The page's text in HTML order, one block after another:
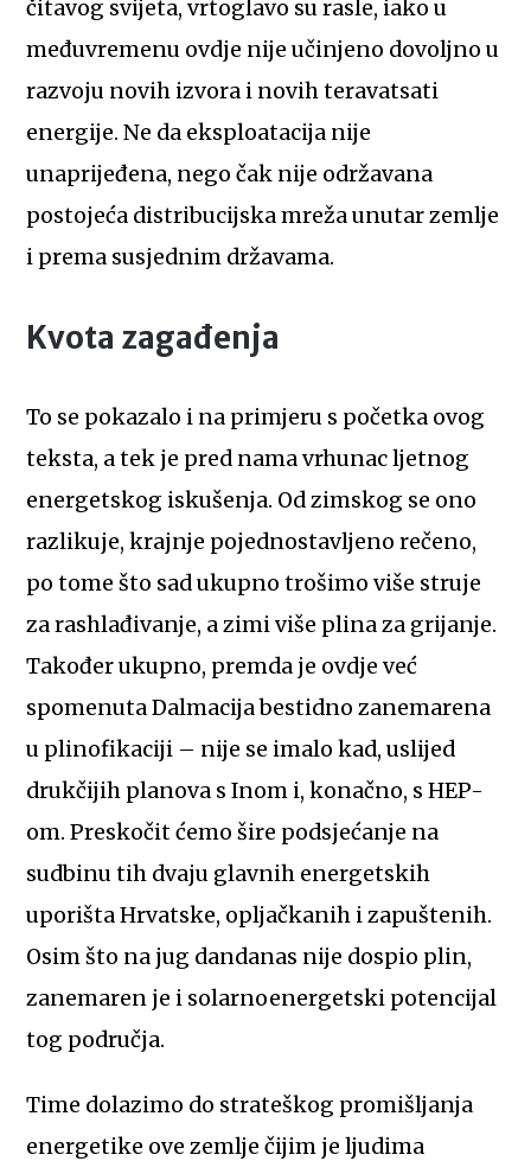
čitavog svijeta, vrtoglavo su rasle, iako u
međuvremenu ovdje nije učinjeno dovoljno u
razvoju novih izvora i novih teravatsati
energije. Ne da eksploatacija nije
unaprijeđena, nego čak nije održavana
postojeća distribucijska mreža unutar zemlje
i prema susjednim državama.
Kvota zagađenja
To se pokazalo i na primjeru s početka ovog
teksta, a tek je pred nama vrhunac ljetnog
energetskog iskušenja. Od zimskog se ono
razlikuje, krajnje pojednostavljeno rečeno,
po tome što sad ukupno trošimo više struje
za rashlađivanje, a zimi više plina za grijanje.
Također ukupno, premda je ovdje već
spomenuta Dalmacija bestidno zanemarena
u plinofikaciji – nije se imalo kad, uslijed
drukčijih planova s Inom i, konačno, s HEP-
om. Preskočit ćemo šire podsjećanje na
sudbinu tih dvaju glavnih energetskih
uporišta Hrvatske, opljačkanih i zapuštenih.
Osim što na jug dandanas nije dospio plin,
zanemaren je i solarnoenergetski potencijal
tog područja.
Time dolazimo do strateškog promišljanja
energetike ove zemlje čijim je ljudima